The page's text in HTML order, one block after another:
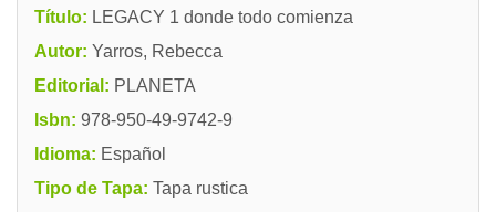
Título: LEGACY 1 donde todo comienza
Autor: Yarros, Rebecca
Editorial: PLANETA
Isbn: 978-950-49-9742-9
Idioma: Español
Tipo de Tapa: Tapa rustica